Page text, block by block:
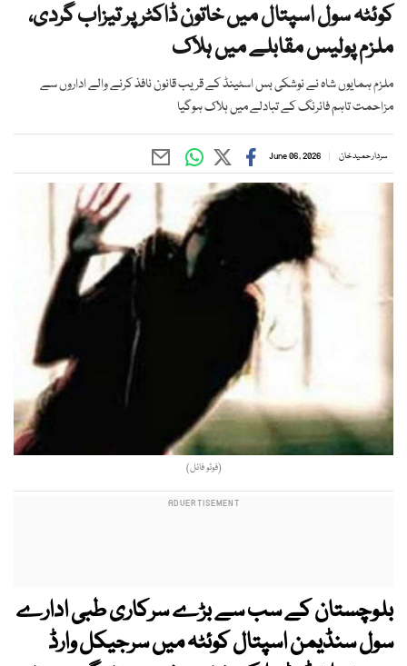
کوئٹہ سول اسپتال میں خاتون ڈاکٹر پر تیزاب گردی،
ملزم پولیس مقابلے میں ہلاک
ملزم ہمایوں شاہ نے نوشکی بس اسٹینڈ کے قریب قانون نافذ کرنے والے اداروں سے
مزاحمت تاہم فائرنگ کے تبادلے میں ہلاک ہوگیا
سردار حمید خان June 06, 2026
(فوٹو فائل)
بلوچستان کے سب سے بڑے سرکاری طبی ادارے
سول سنڈیمن اسپتال کوئٹہ میں سرجیکل وارڈ